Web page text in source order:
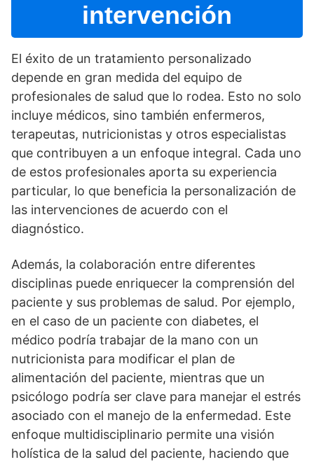
intervención
El éxito de un tratamiento personalizado
depende en gran medida del equipo de
profesionales de salud que lo rodea. Esto no solo
incluye médicos, sino también enfermeros,
terapeutas, nutricionistas y otros especialistas
que contribuyen a un enfoque integral. Cada uno
de estos profesionales aporta su experiencia
particular, lo que beneficia la personalización de
las intervenciones de acuerdo con el
diagnóstico.
Además, la colaboración entre diferentes
disciplinas puede enriquecer la comprensión del
paciente y sus problemas de salud. Por ejemplo,
en el caso de un paciente con diabetes, el
médico podrí­a trabajar de la mano con un
nutricionista para modificar el plan de
alimentación del paciente, mientras que un
psicólogo podrí­a ser clave para manejar el estrés
asociado con el manejo de la enfermedad. Este
enfoque multidisciplinario permite una visión
holí­stica de la salud del paciente, haciendo que